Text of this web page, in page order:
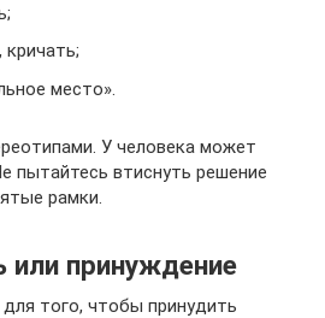
место».
У человека может
пытайтесь втиснуть решение
рамки.
или принуждение
того, чтобы принудить